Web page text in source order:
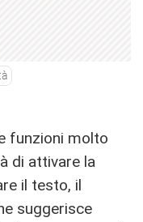
funzioni molto
di attivare la
il testo, il
suggerisce